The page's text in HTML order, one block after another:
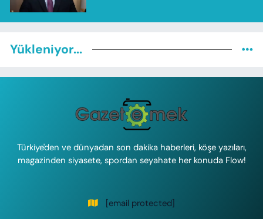
Yükleniyor...
Türkiye'den ve dünyadan son dakika haberleri, köşe yazıları,
magazinden siyasete, spordan seyahate her konuda Flow!
[email protected]